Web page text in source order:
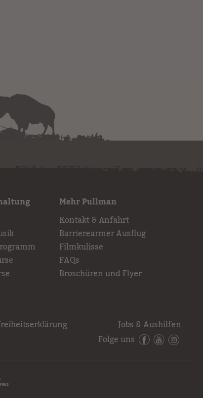
Mehr Pullman
Kontakt & Anfahrt
Barrierearmer Ausflug
Filmkulisse
FAQs
Broschüren und Flyer
Jobs & Aushilfen
Folge uns Facebook
YouTube